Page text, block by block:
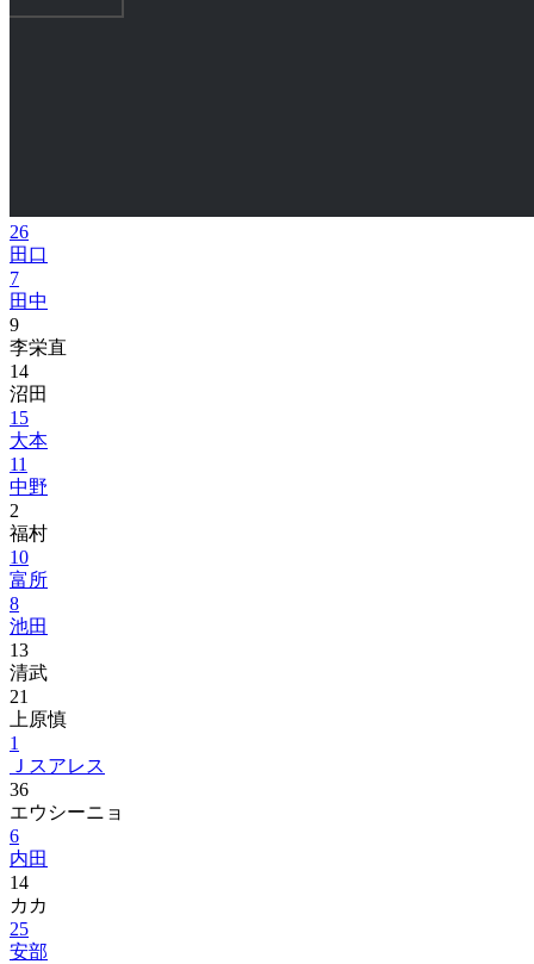
26
田口
7
田中
9
李栄直
14
沼田
15
大本
11
中野
2
福村
10
富所
8
池田
13
清武
21
上原慎
1
Ｊスアレス
36
エウシーニョ
6
内田
14
カカ
25
安部